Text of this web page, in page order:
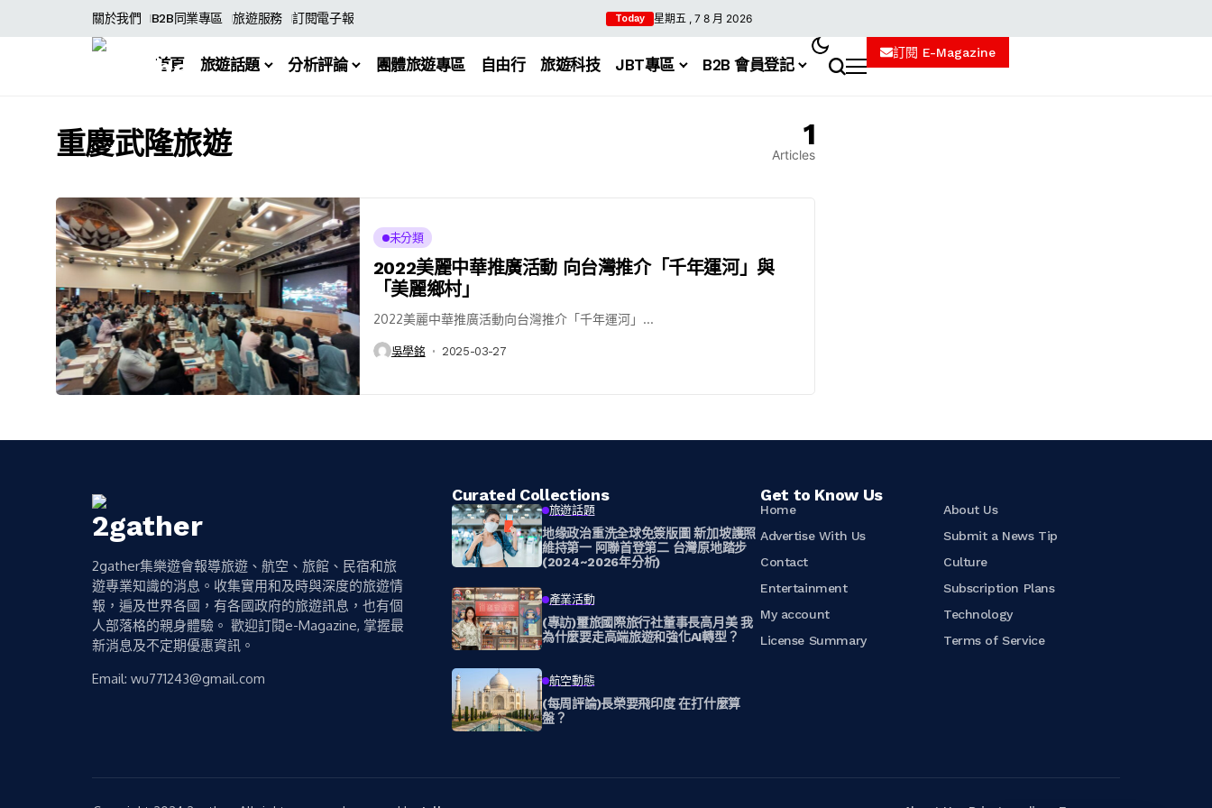
關於我們 B2B同業專區 旅遊服務 訂閱電子報 Today 星期五 , 7 8 月 2026
首頁 旅遊話題 分析評論 團體旅遊專區 自由行 旅遊科技 JBT專區 B2B 會員登記
訂閱 E-Magazine
重慶武隆旅遊 1
Articles
未分類
2022美麗中華推廣活動 向台灣推介「千年運河」與
「美麗鄉村」
2022美麗中華推廣活動向台灣推介「千年運河」...
吳學銘 2025-03-27
2gather集樂遊會報導旅遊、航空、旅館、民宿和旅
遊專業知識的消息。收集實用和及時與深度的旅遊情
報，遍及世界各國，有各國政府的旅遊訊息，也有個
人部落格的親身體驗。 歡迎訂閱e-Magazine, 掌握最
新消息及不定期優惠資訊。
Email: wu771243@gmail.com
Curated Collections
旅遊話題
地缘政治重洗全球免簽版圖 新加坡護照
維持第一 阿聯首登第二 台灣原地踏步
(2024~2026年分析)
產業活動
(專訪)璽旅國際旅行社董事長高月美 我
為什麼要走高端旅遊和強化AI轉型？
航空動態
(每周評論)長榮要飛印度 在打什麼算
盤？
Get to Know Us
Home
About Us
Advertise With Us
Submit a News Tip
Contact
Culture
Entertainment
Subscription Plans
My account
Technology
License Summary
Terms of Service